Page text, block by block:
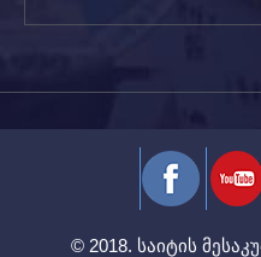
© 2018. საიტის